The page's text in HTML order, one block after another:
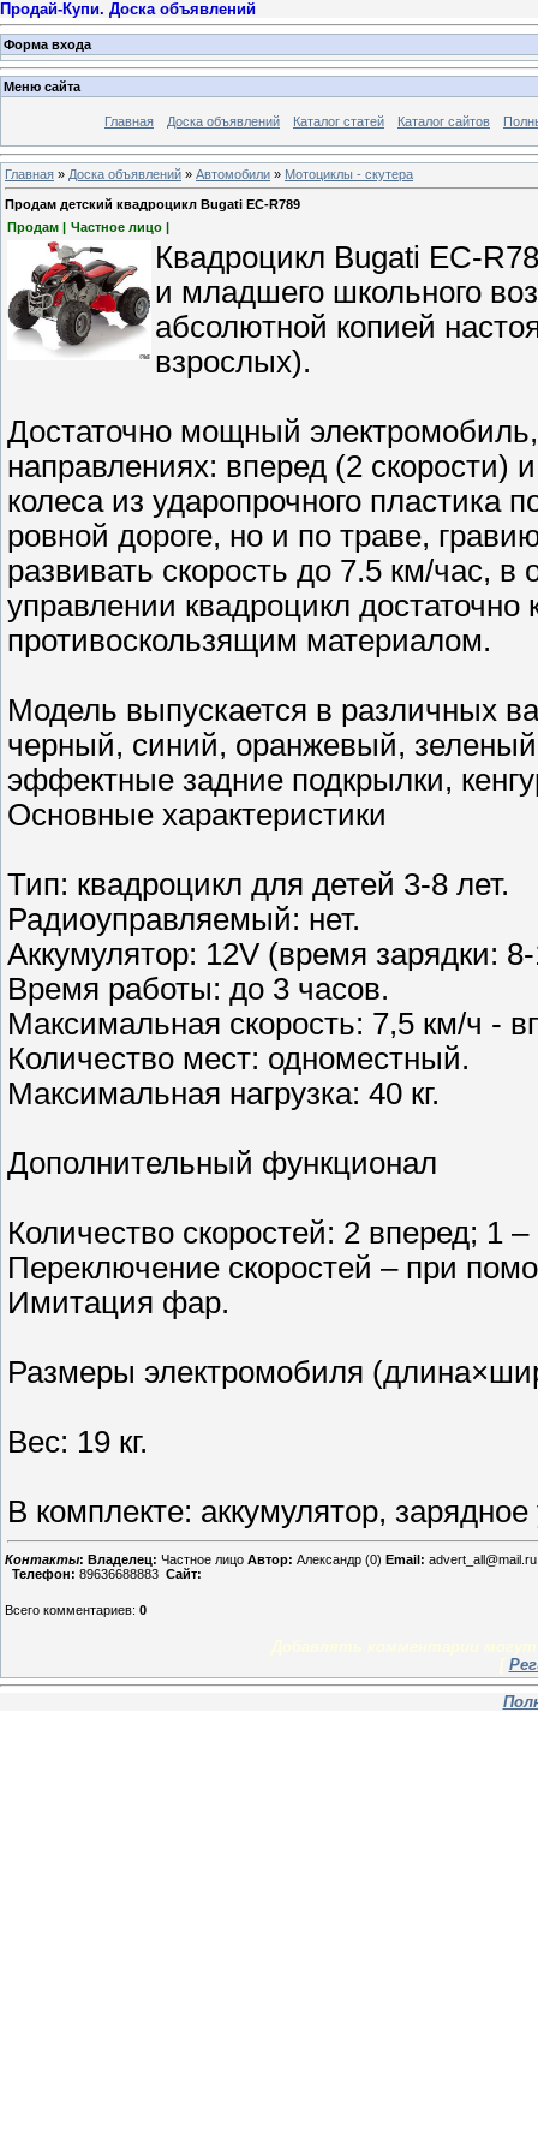
Продай-Купи. Доска объявлений
Форма входа
Меню сайта
Главная Доска объявлений Каталог статей Каталог сайтов
Главная » Доска объявлений » Автомобили » Мотоциклы - скутера
Продам детский квадроцикл Bugati EC-R789
Продам | Частное лицо |
Квадроцикл Bugati EC-
и младшего школьного
абсолютной копией
взрослых).
Достаточно мощный
направлениях: вперед (2 скорости)
колеса из ударопрочного пластика
ровной дороге, но и по траве,
развивать скорость до 7.5 км/час,
управлении квадроцикл
противоскользящим материалом.
Модель выпускается в различных
черный, синий, оранжевый,
эффектные задние подкрылки,
Основные характеристики
Тип: квадроцикл для детей 3-8 лет.
Радиоуправляемый: нет.
Аккумулятор: 12V (время зарядки:
Время работы: до 3 часов.
Максимальная скорость: 7,5 км/ч -
Количество мест: одноместный.
Максимальная нагрузка: 40 кг.
Дополнительный функционал
Количество скоростей: 2 вперед; 1 –
Переключение скоростей – при
Имитация фар.
Размеры электромобиля
Вес: 19 кг.
В комплекте: аккумулятор, зарядное
Контакты: Владелец: Частное лицо Автор: Александр (0) Email: advert_all@mail.ru
Телефон: 89636688883 Сайт:
Всего комментариев: 0